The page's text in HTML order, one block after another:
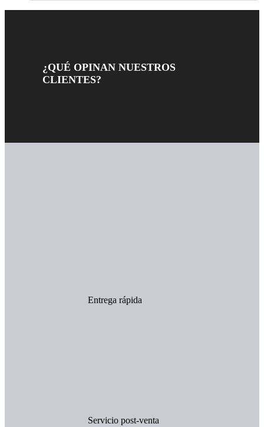
¿QUÉ OPINAN NUESTROS
CLIENTES?
Entrega rápida
Servicio post-venta